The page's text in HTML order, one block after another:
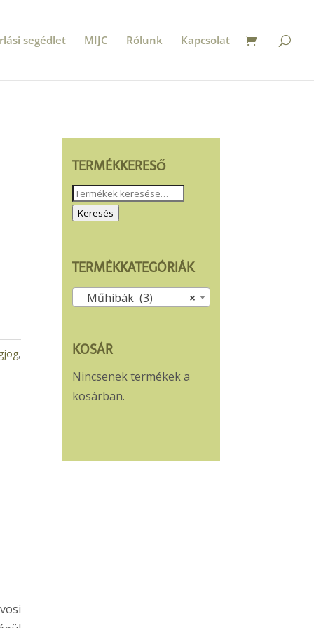
segédlet MIJC Rólunk Kapcsolat
,
TERMÉKKERESŐ
Keresés
a Keresés
TERMÉKKATEGÓRIÁK
×
Műhibák (3)
KOSÁR
Nincsenek termékek a
kosárban.